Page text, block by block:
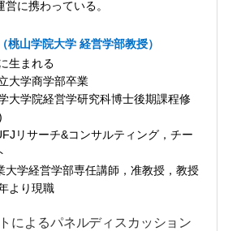
に携わっている。
山学院大学 経営学部教授）
生まれる
大学商学部卒業
学院経営学研究科博士後期課程修
ーチ&コンサルティング，チー
営学部専任講師，准教授，教授
より現職
によるパネルディスカッション